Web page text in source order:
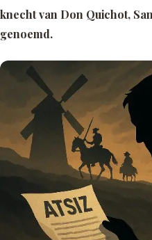
knecht van Don Quichot,
genoemd.